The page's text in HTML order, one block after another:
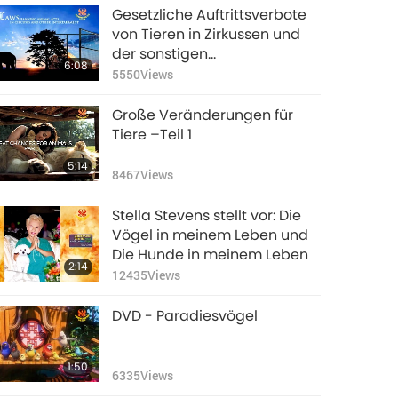
0:54
Guinea:
Strafgesetzbuch
3451
Guyana:
Strafgesetzbuch
3236
0:46
Haiti:
Strafgesetzbuch
3413
Indonesien:
Strafgesetzbuch
3308
6:08
Gesetzliche Auftrittsverbote
von Tieren in Zirkussen und
der sonstigen
Unterhaltungsindustrie
5550Views
5:14
Große Veränderungen für
Tiere –Teil 1
8467Views
2:14
Stella Stevens stellt vor: Die
Vögel in meinem Leben und
Die Hunde in meinem Leben
12435Views
1:50
DVD - Paradiesvögel
6335Views